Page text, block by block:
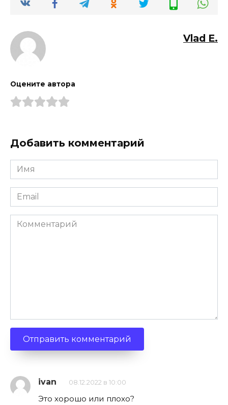
Vlad E.
Оцените автора
Добавить комментарий
Имя
*
Email
*
Комментарий
ivan 08.12.2022 в 10:00
Это хорошо или плохо?